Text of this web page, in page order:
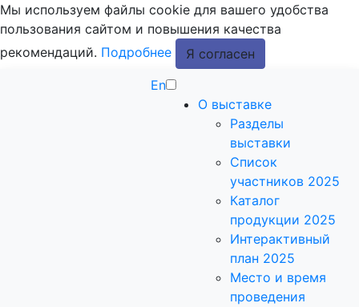
Мы используем файлы cookie для вашего удобства
пользования сайтом и повышения качества
рекомендаций. Подробнее
Я согласен
En
О выставке
Разделы
выставки
Список
участников 2025
Каталог
продукции 2025
Интерактивный
план 2025
Место и время
проведения